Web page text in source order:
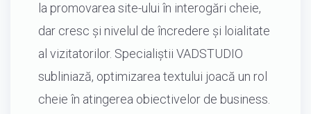
la promovarea site-ului în interogări cheie,
dar cresc și nivelul de încredere și loialitate
al vizitatorilor. Specialiștii VADSTUDIO
subliniază, optimizarea textului joacă un rol
cheie în atingerea obiectivelor de business.